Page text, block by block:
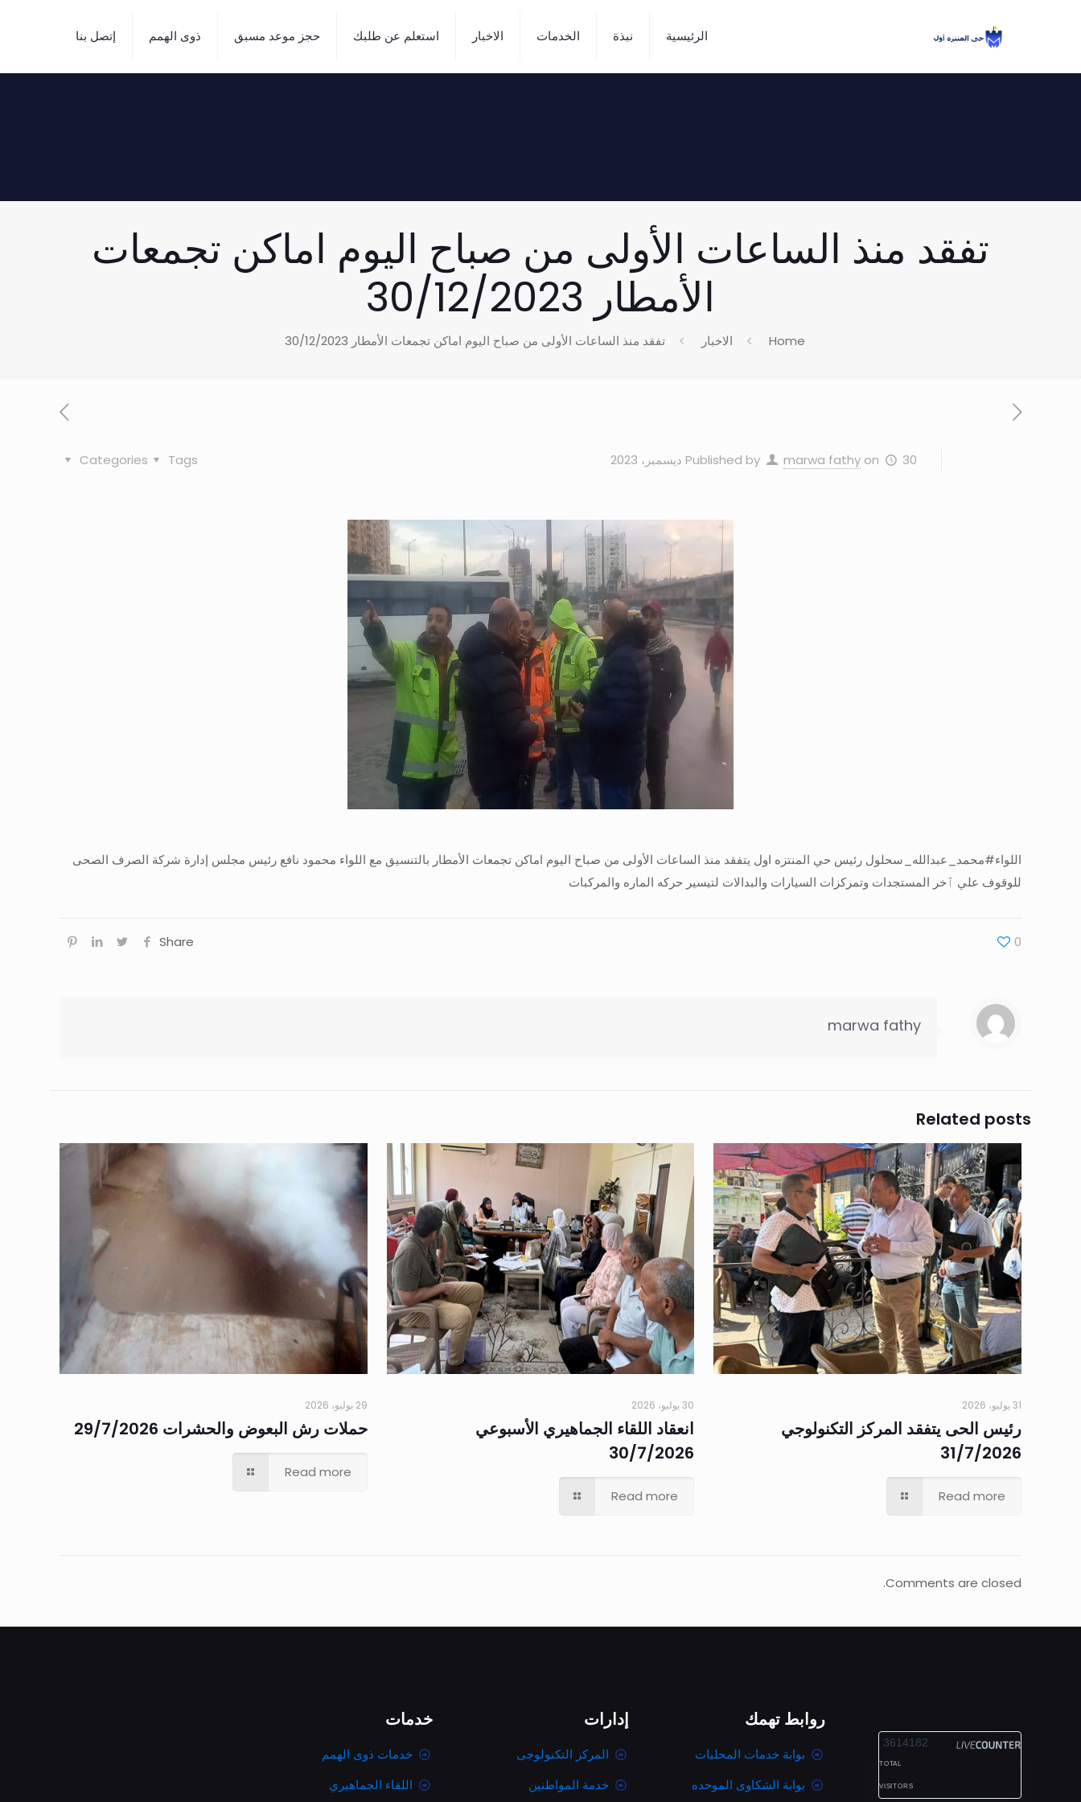
الرئيسية نبذة الخدمات الاخبار استعلم عن طلبك حجز موعد مسبق ذوى الهمم إتصل بنا
تفقد منذ الساعات الأولى من صباح اليوم اماكن تجمعات
الأمطار 30/12/2023
Home الاخبار تفقد منذ الساعات الأولى من صباح اليوم اماكن تجمعات الأمطار 30/12/2023
Published by marwa fathy on 30 ديسمبر، 2023 Categories Tags
اللواء#محمد_عبدالله_سحلول رئيس حي المنتزه اول يتفقد منذ الساعات الأولى من صباح اليوم اماكن تجمعات الأمطار بالتنسيق مع اللواء محمود نافع رئيس مجلس إدارة شركة الصرف الصحى
للوقوف علي ٱخر المستجدات وتمركزات السيارات والبدالات لتيسير حركه الماره والمركبات
Share 0
marwa fathy
Related posts
31 يوليو، 2026
رئيس الحى يتفقد المركز التكنولوجي
31/7/2026
Read more
30 يوليو، 2026
انعقاد اللقاء الجماهيري الأسبوعي
30/7/2026
Read more
29 يوليو، 2026
حملات رش البعوض والحشرات 29/7/2026
Read more
Comments are closed.
3614182
TOTAL
VISITORS
روابط تهمك
بوابة خدمات المحليات
بوابة الشكاوى الموحده
إدارات
المركز التكنولوجى
خدمة المواطنين
خدمات
خدمات ذوى الهمم
اللقاء الجماهيري